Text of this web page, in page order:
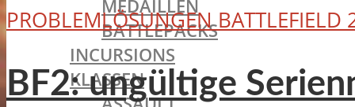
MEDAILLEN
BATTLEPACKS
INCURSIONS
KLASSEN
PROBLEMLÖSUNGEN BATTLEFIELD
BF2: ungültige